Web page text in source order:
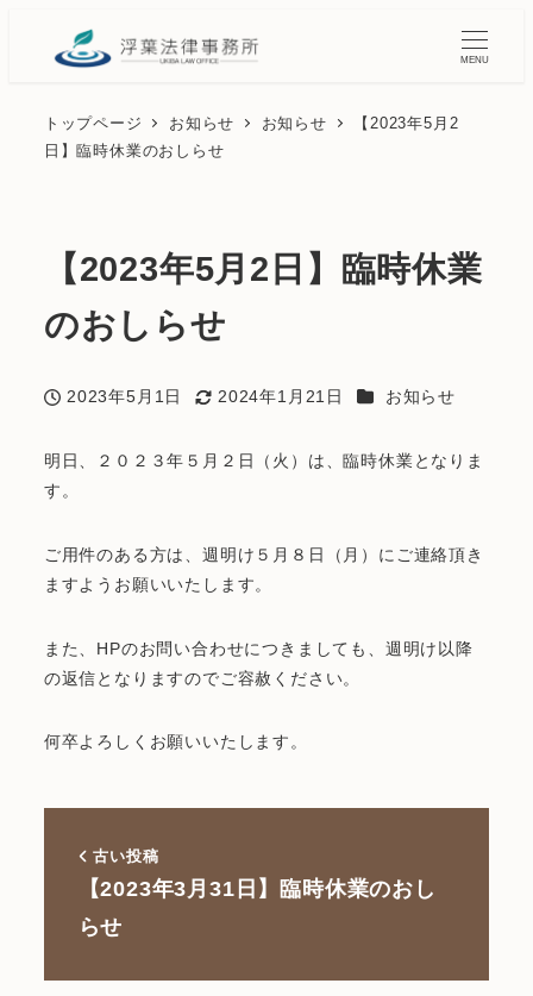
MENU
トップページ お知らせ お知らせ
【2023年5月2
日】臨時休業のおしらせ
【2023年5月2日】臨時休業
のおしらせ
投稿日
2023年5月1日
更新日
2024年1月21日 カテゴリー
お知らせ
明日、２０２３年５月２日（火）は、臨時休業となりま
す。
ご用件のある方は、週明け５月８日（月）にご連絡頂き
ますようお願いいたします。
また、HPのお問い合わせにつきましても、週明け以降
の返信となりますのでご容赦ください。
何卒よろしくお願いいたします。
古い投稿
【2023年3月31日】臨時休業のおし
らせ